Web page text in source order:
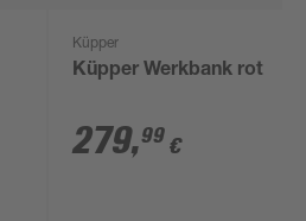
Küpper
Küpper Werkbank rot
279,99 €